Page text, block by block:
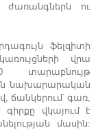
ու
ֆելզիտի
վրա
նախարարական
ճանկերում՝ գառ,
վկայում է
մասին: